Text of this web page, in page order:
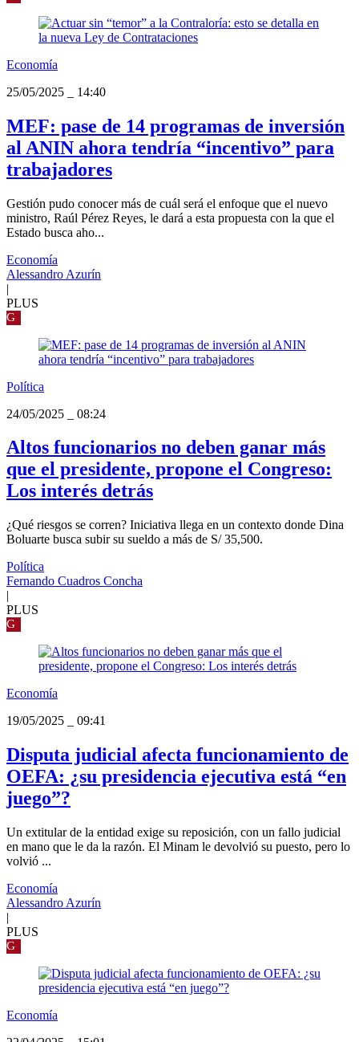
Economía
25/05/2025
14:40
MEF: pase de 14 programas de inversión
al ANIN ahora tendría “incentivo” para
trabajadores
Gestión pudo conocer más de cuál será el enfoque que el nuevo
ministro, Raúl Pérez Reyes, le dará a esta propuesta con la que el
Estado busca aho...
Economía
Alessandro Azurín
|
PLUS
G
Política
24/05/2025
08:24
Altos funcionarios no deben ganar más
que el presidente, propone el Congreso:
Los interés detrás
¿Qué riesgos se corren? Iniciativa llega en un contexto donde Dina
Boluarte busca subir su sueldo a más de S/ 35,500.
Política
Fernando Cuadros Concha
|
PLUS
G
Economía
19/05/2025
09:41
Disputa judicial afecta funcionamiento de
OEFA: ¿su presidencia ejecutiva está “en
juego”?
Un extitular de la entidad exige su reposición, con un fallo judicial
en mano que le da la razón. El Minam le devolvió su puesto, pero lo
volvió ...
Economía
Alessandro Azurín
|
PLUS
G
Economía